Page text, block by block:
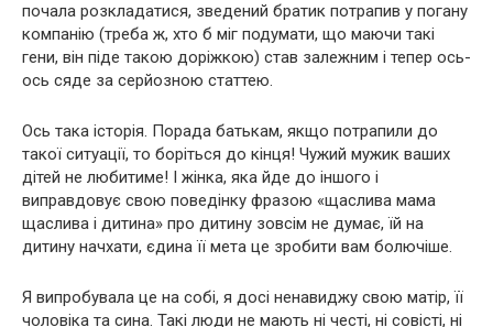
почала розкладатися, зведений братик потрапив у погану
компанію (треба ж, хто б міг подумати, що маючи такі
гени, він піде такою доріжкою) став залежним і тепер ось-
ось сяде за серйозною статтею.
Ось така історія. Порада батькам, якщо потрапили до
такої ситуації, то боріться до кінця! Чужий мужик ваших
дітей не любитиме! І жінка, яка йде до іншого і
виправдовує свою поведінку фразою «щаслива мама
щаслива і дитина» про дитину зовсім не думає, їй на
дитину начхати, єдина її мета це зробити вам болючіше.
Я випробувала це на собі, я досі ненавиджу свою матір, її
чоловіка та сина. Такі люди не мають ні честі, ні совісті, ні